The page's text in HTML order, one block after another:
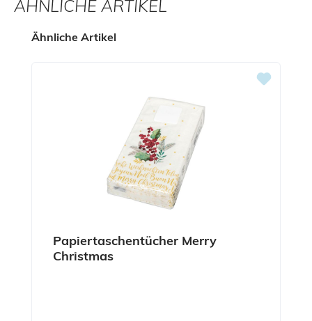
ÄHNLICHE ARTIKEL
Produktgalerie überspringen
Ähnliche Artikel
Papiertaschentücher Merry
Christmas